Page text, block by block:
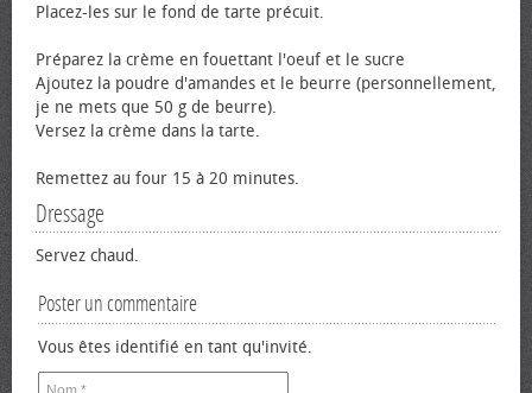
Placez-les sur le fond de tarte précuit.
Préparez la crème en fouettant l'œuf et le sucre
Ajoutez la poudre d'amandes et le beurre (personnellement,
je ne mets que 50 g de beurre).
Versez la crème dans la tarte.
Remettez au four 15 à 20 minutes.
Dressage
Servez chaud.
Poster un commentaire
Vous êtes identifié en tant qu'invité.